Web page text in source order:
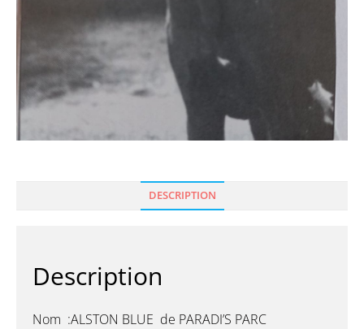
DESCRIPTION
Description
Nom :ALSTON BLUE de PARADI’S PARC